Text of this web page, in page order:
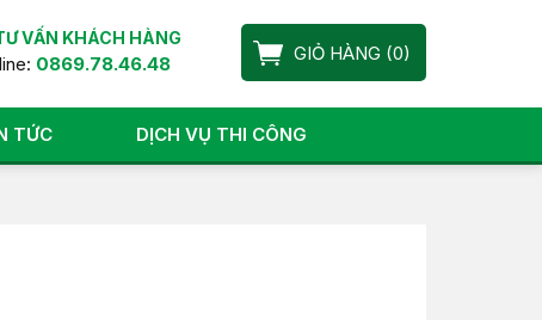
GIỎ HÀNG (0)
VẤN KHÁCH HÀNG
0869.78.46.48
TỨC DỊCH VỤ THI CÔNG